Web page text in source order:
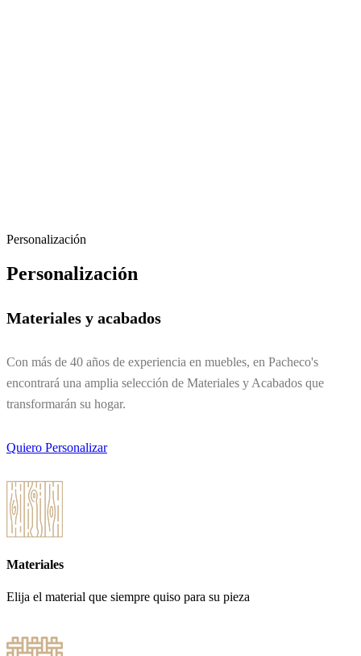
Personalización
Personalización
Materiales y acabados
Con más de 40 años de experiencia en muebles, en Pacheco's
encontrará una amplia selección de Materiales y Acabados que
transformarán su hogar.
Quiero Personalizar
Materiales
Elija el material que siempre quiso para su pieza